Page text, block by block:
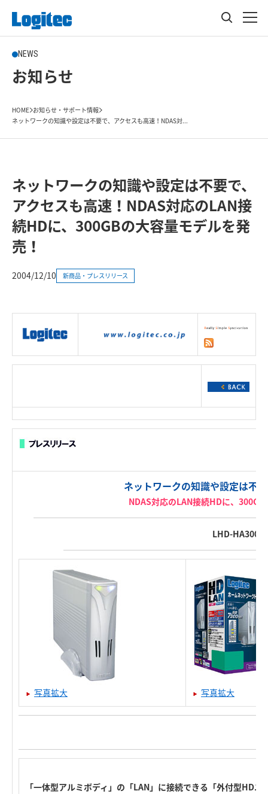
NEWS
お知らせ
HOME お知らせ・サポート情報
ネットワークの知識や設定は不要で、アクセスも高速！NDAS対...
ネットワークの知識や設定は不要で、
アクセスも高速！NDAS対応のLAN接
続HDに、300GBの大容量モデルを発
売！
2004/12/10 新商品・プレスリリース
ネットワークの知識や設定は不
NDAS対応のLAN接続HDに、
LHD-
写真拡大 写真拡大
「一体型アルミボディ」の「LAN」に接続できる「外付型HD